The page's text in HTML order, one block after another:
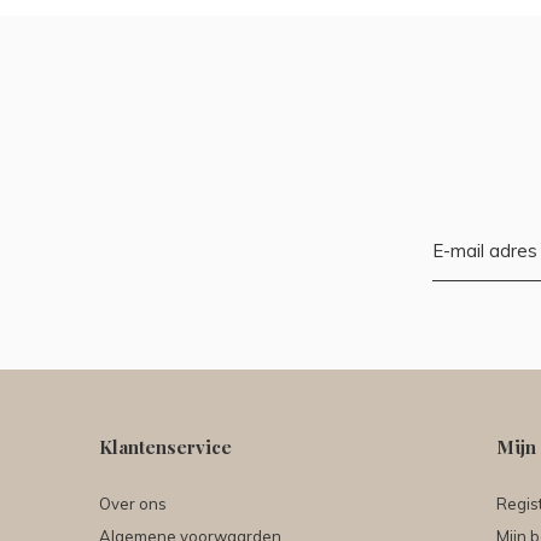
Klantenservice
Over ons
Algemene voorwaarden
Mijn
Mijn